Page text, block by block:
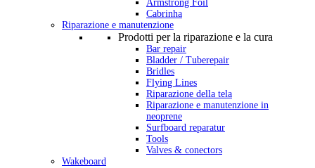
Armstrong Foil
Cabrinha
Riparazione e manutenzione
Prodotti per la riparazione e la cura
Bar repair
Bladder / Tuberepair
Bridles
Flying Lines
Riparazione della tela
Riparazione e manutenzione in
neoprene
Surfboard reparatur
Tools
Valves & conectors
Wakeboard